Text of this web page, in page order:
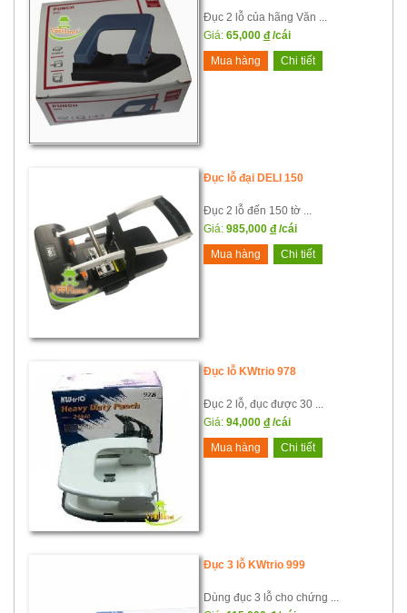
Đục 2 lỗ của hãng Văn ...
Giá: 65,000 đ /cái
Mua hàng
Chi tiết
Đục lỗ đại DELI 150
Đục 2 lỗ đến 150 tờ ...
Giá: 985,000 đ /cái
Mua hàng
Chi tiết
Đục lỗ KWtrio 978
Đục 2 lỗ, đục được 30 ...
Giá: 94,000 đ /cái
Mua hàng
Chi tiết
Đục 3 lỗ KWtrio 999
Dùng đục 3 lỗ cho chứng ...